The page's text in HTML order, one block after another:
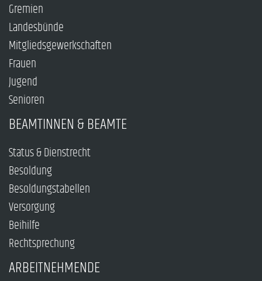
Gremien
Landesbünde
Mitgliedsgewerkschaften
Frauen
Jugend
Senioren
BEAMTINNEN & BEAMTE
Status & Dienstrecht
Besoldung
Besoldungstabellen
Versorgung
Beihilfe
Rechtsprechung
ARBEITNEHMENDE